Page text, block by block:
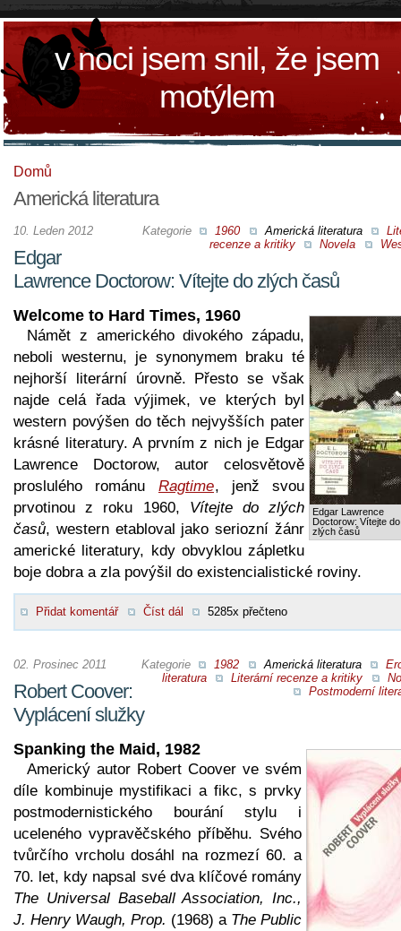
v noci jsem snil, že jsem
motýlem
Domů
Americká literatura
Kategorie 1960 Americká literatura
recenze a kritiky
Novela
10. Leden 2012
Edgar
Lawrence Doctorow: Vítejte do zlých časů
Edgar Lawrence
Doctorow: Vítejte do
zlých časů
Welcome to Hard Times, 1960
Námět z amerického divokého západu,
neboli westernu, je synonymem braku té
nejhorší literární úrovně. Přesto se však
najde celá řada výjimek, ve kterých byl
western povýšen do těch nejvyšších pater
krásné literatury. A prvním z nich je Edgar
Lawrence Doctorow, autor celosvětově
proslulého románu Ragtime, jenž svou
prvotinou z roku 1960, Vítejte do zlých
časů, western etabloval jako seriozní žánr
americké literatury, kdy obvyklou zápletku
boje dobra a zla povýšil do existencialistické roviny.
Přidat komentář Číst dál 5285x přečteno
Kategorie 1982 Americká literatura
literatura
Literární recenze a kritiky
Postmoderní
02. Prosinec 2011
Robert Coover:
Vyplácení služky
Spanking the Maid, 1982
Americký autor Robert Coover ve svém
díle kombinuje mystifikaci a fikc, s prvky
postmodernistického bourání stylu i
uceleného vypravěčského příběhu. Svého
tvůrčího vrcholu dosáhl na rozmezí 60. a
70. let, kdy napsal své dva klíčové romány
The Universal Baseball Association, Inc.,
J. Henry Waugh, Prop. (1968) a The Public